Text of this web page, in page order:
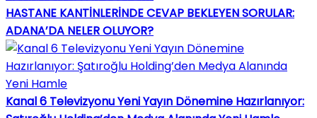
HASTANE KANTİNLERİNDE CEVAP BEKLEYEN SORULAR:
ADANA’DA NELER OLUYOR?
Kanal 6 Televizyonu Yeni Yayın Dönemine Hazırlanıyor: